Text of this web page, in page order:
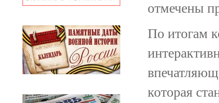
отмечены
По итогам
которая